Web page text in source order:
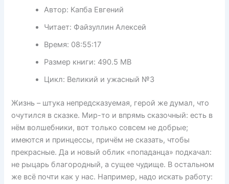
Автор: Капба Евгений
Читает: Файзуллин Алексей
Время: 08:55:17
Размер книги: 490.5 MB
Цикл: Великий и ужасный №3
Жизнь – штука непредсказуемая, герой же думал, что
очутился в сказке. Мир-то и впрямь сказочный: есть в
нём волшебники, вот только совсем не добрые;
имеются и принцессы, причём не сказать, чтобы
прекрасные. Да и новый облик «попаданца» подкачал:
не рыцарь благородный, а сущее чудище. В остальном
же всё почти как у нас. Например, надо искать работу: